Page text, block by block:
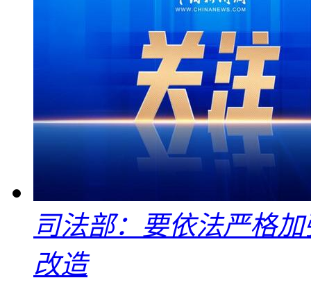
司法部：要依法严格
改造